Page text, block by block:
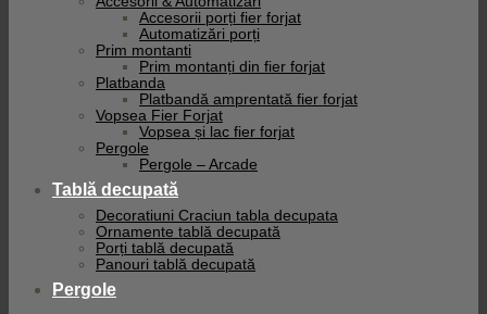
Accesorii porți fier forjat
Automatizări porți
Prim montanti
Prim montanți din fier forjat
Platbanda
Platbandă amprentată fier forjat
Vopsea Fier Forjat
Vopsea și lac fier forjat
Pergole
Pergole – Arcade
Tablă decupată
Decoratiuni Craciun tabla decupata
Ornamente tablă decupată
Porți tablă decupată
Panouri tablă decupată
Pergole